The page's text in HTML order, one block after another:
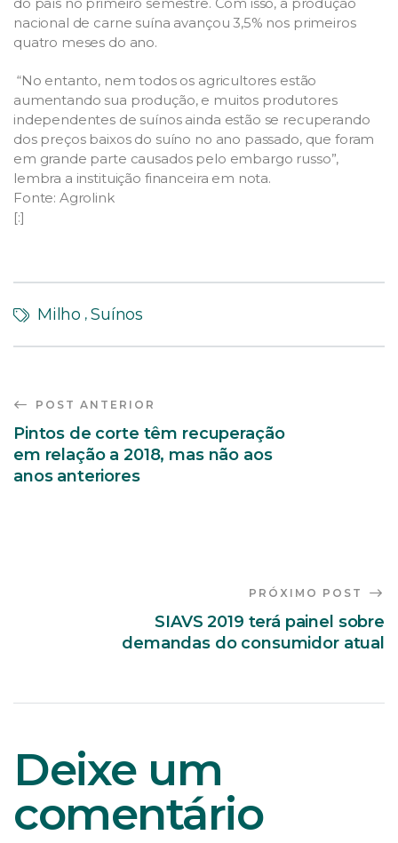
nacional de carne suína avançou 3,5% nos primeiros
quatro meses do ano.
“No entanto, nem todos os agricultores estão
aumentando sua produção, e muitos produtores
independentes de suínos ainda estão se recuperando
dos preços baixos do suíno no ano passado, que foram
em grande parte causados pelo embargo russo”,
lembra a instituição financeira em nota.
Fonte: Agrolink
[:]
Milho , Suínos
POST ANTERIOR
Pintos de corte têm recuperação
em relação a 2018, mas não aos
anos anteriores
PRÓXIMO POST
SIAVS 2019 terá painel sobre
demandas do consumidor atual
Deixe um
comentário